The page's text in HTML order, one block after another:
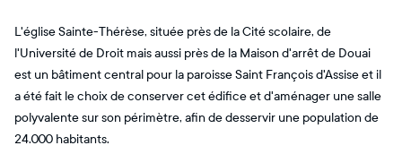
L'église Sainte-Thérèse, située près de la Cité scolaire, de
l'Université de Droit mais aussi près de la Maison d'arrêt de Douai
est un bâtiment central pour la paroisse Saint François d'Assise et il
a été fait le choix de conserver cet édifice et d'aménager une salle
polyvalente sur son périmètre, afin de desservir une population de
24.000 habitants.